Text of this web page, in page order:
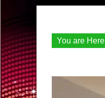
You are Here